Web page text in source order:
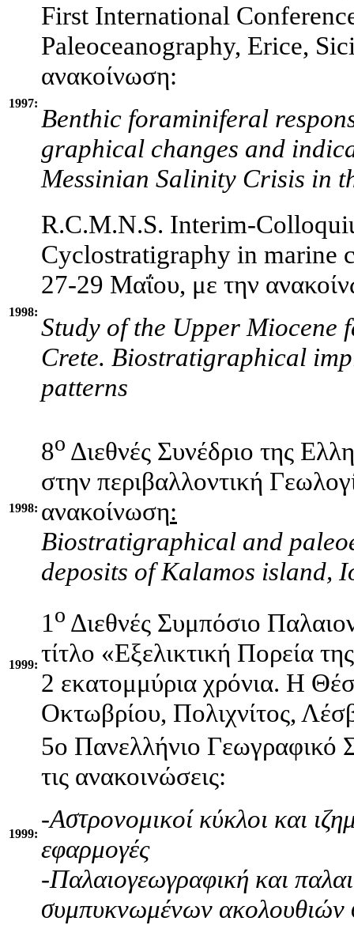
1997:
First International
Paleoceanography, Erice,
ανακοίνωση:
Benthic foraminiferal
graphical changes and
Messinian Salinity Crisis in
1998:
R.C.M.N.S. Interim-
Cyclostratigraphy in marine
27-29 Μαΐου, με την
Study of the Upper Miocene
Crete. Biostratigraphical
patterns
1998:
8ο Διεθνές Συνέδριο της
στην περιβαλλοντική
ανακοίνωση:
Biostratigraphical and
deposits of Kalamos island,
1999:
1ο Διεθνές Συμπόσιο
τίτλο «Εξελικτική Πορεία
2 εκατομμύρια χρόνια. Η
Οκτωβρίου, Πολιχνίτος,
1999:
5o Πανελλήνιο Γεωγραφικό
τις ανακοινώσεις:
-Αστρονομικοί κύκλοι και
εφαρμογές
-Παλαιογεωγραφική και
συμπυκνωμένων ακολουθιών